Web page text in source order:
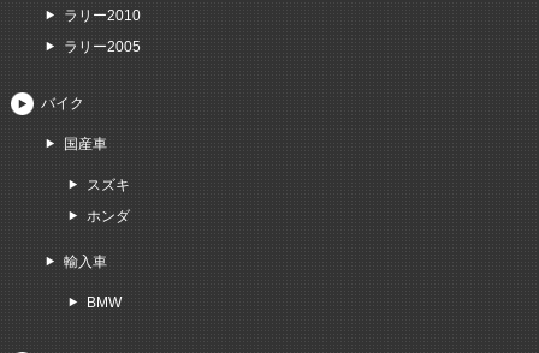
ラリー2010
ラリー2005
バイク
国産車
スズキ
ホンダ
輸入車
BMW